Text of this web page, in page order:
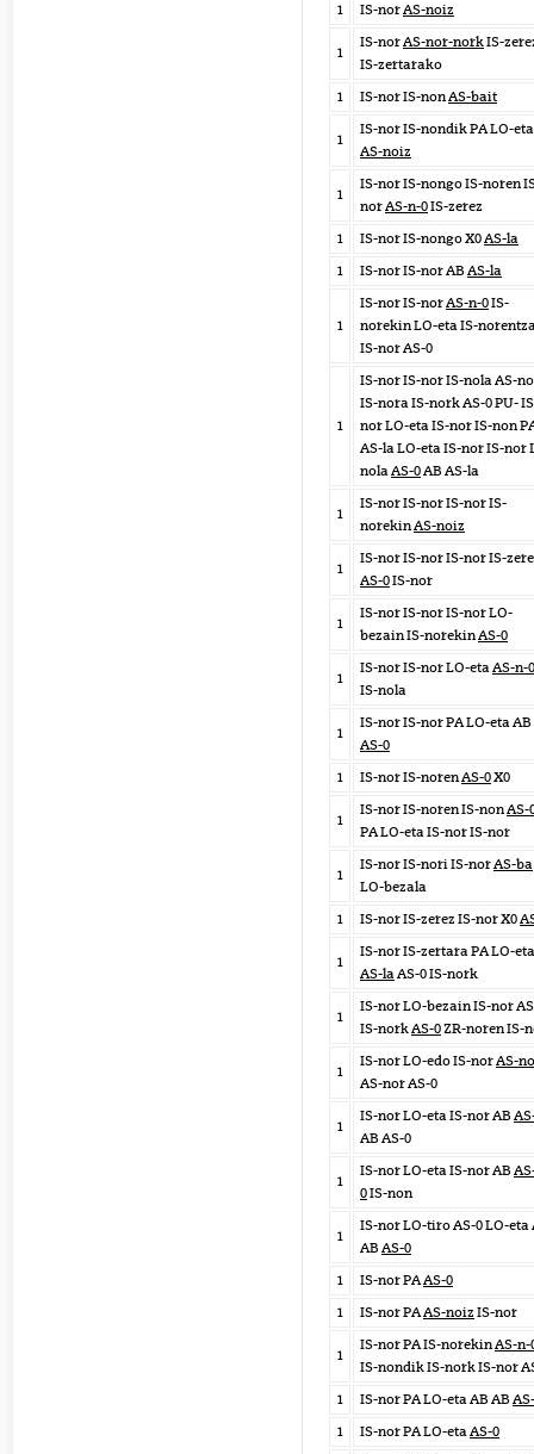
1
IS-norAS-noiz
1
IS-norAS-nor-norkIS-
IS-zertarako
1
IS-nor IS-nonAS-bait
1
IS-nor IS-nondik PA LO-eta
AS-noiz
1
IS-nor IS-nongo IS-noren
norAS-n-0IS-zerez
1
IS-nor IS-nongo X0AS-la
1
IS-nor IS-nor AB AS-la
1
IS-nor IS-norAS-n-0IS-
norekin LO-eta IS-
IS-nor AS-0
1
IS-nor IS-nor IS-nola AS-
IS-nora IS-nork AS-0 PU-
nor LO-eta IS-nor IS-non
AS-la LO-eta IS-nor IS-nor
nolaAS-0AB AS-la
1
IS-nor IS-nor IS-nor IS-
norekinAS-noiz
1
IS-nor IS-nor IS-nor IS-
AS-0IS-nor
1
IS-nor IS-nor IS-nor LO-
bezain IS-norekinAS-0
1
IS-nor IS-nor LO-etaAS-n-0
IS-nola
1
IS-nor IS-nor PA LO-eta AB
AS-0
1
IS-nor IS-norenAS-0X0
1
IS-nor IS-noren IS-nonAS-
PA LO-eta IS-nor IS-nor
1
IS-nor IS-nori IS-norAS-ba
LO-bezala
1
IS-nor IS-zerez IS-nor X0
1
IS-nor IS-zertara PA LO-eta
AS-laAS-0 IS-nork
1
IS-nor LO-bezain IS-nor
IS-norkAS-0ZR-noren IS-
1
IS-nor LO-edo IS-norAS-
AS-nor AS-0
1
IS-nor LO-eta IS-nor AB
AB AS-0
1
IS-nor LO-eta IS-nor AB
0IS-non
1
IS-nor LO-tiro AS-0 LO-eta
AB AS-0
1
IS-nor PAAS-0
1
IS-nor PAAS-noiz IS-nor
1
IS-nor PA IS-norekinAS-n-
IS-nondik IS-nork IS-nor
1
IS-nor PA LO-eta AB AB
1
IS-nor PA LO-etaAS-0